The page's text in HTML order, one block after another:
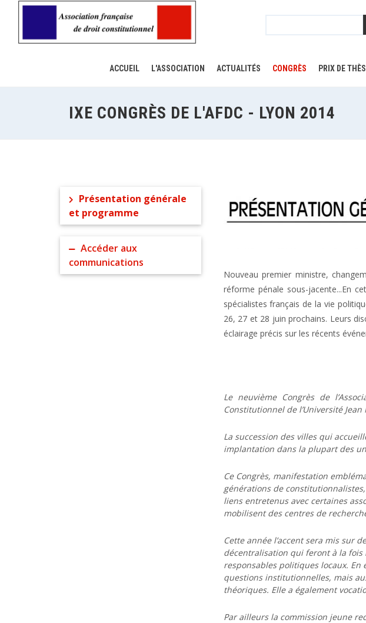
ACCUEIL L'ASSOCIATION ACTUALITÉS CONGRÈS PRIX DE
IXE CONGRÈS DE L'AFDC - LYON 2014
Présentation générale
et programme
Accéder aux
communications
Nouveau premier ministre,
réforme pénale sous-jacente...En
spécialistes français de la vie
26, 27 et 28 juin prochains. Leurs
éclairage précis sur les récents
Le neuvième Congrès de
Constitutionnel de l’Université Jean
La succession des villes qui
implantation dans la plupart des
Ce Congrès, manifestation
générations de
liens entretenus avec certaines
mobilisent des centres de
Cette année l’accent sera mis sur
décentralisation qui feront à la fois
responsables politiques locaux. En
questions institutionnelles, mais
théoriques. Elle a également
Par ailleurs la commission jeune